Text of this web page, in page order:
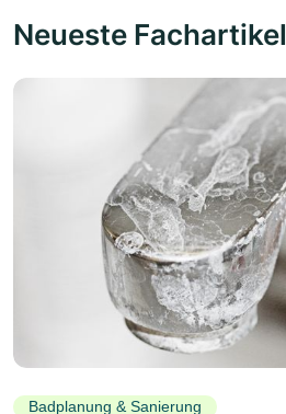
Neueste Fachartikel
Badplanung & Sanierung